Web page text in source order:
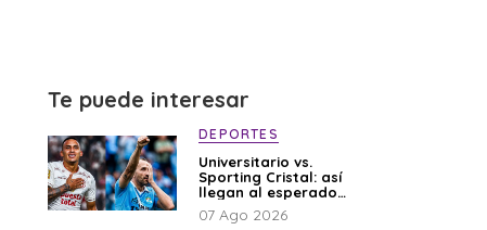
Te puede interesar
DEPORTES
Universitario vs.
Sporting Cristal: así
llegan al esperado
duelo
07 Ago 2026